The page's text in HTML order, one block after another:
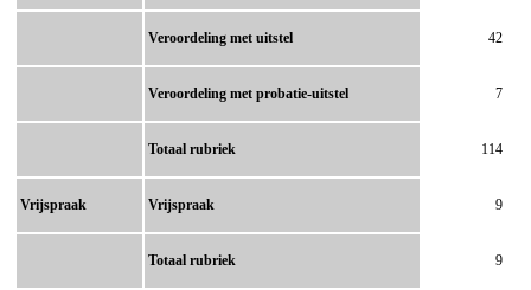
Veroordeling met uitstel 42
Veroordeling met probatie-uitstel 7
Totaal rubriek 114
Vrijspraak Vrijspraak 9
Totaal rubriek 9